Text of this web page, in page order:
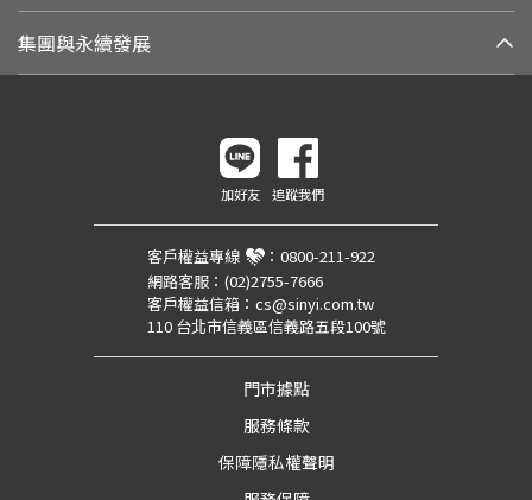
集團與永續發展
加好友 追蹤我們
客戶權益專線 ： 0800-211-922
網路客服： (02)2755-7666
客戶權益信箱： cs@sinyi.com.tw
110 台北市信義區信義路五段100號
門市據點
服務條款
保障隱私權聲明